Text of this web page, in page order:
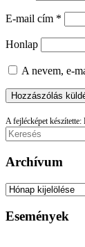
E-mail cím *
Honlap
A nevem, e-
A fejlécképet
Archívum
Archívum
Események